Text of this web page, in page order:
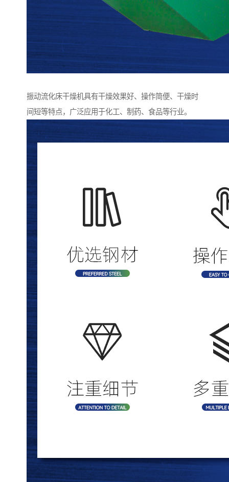
振动流化床干燥机具有干燥效果好、操作简便、干燥时
间短等特点，广泛应用于化工、制药、食品等行业。